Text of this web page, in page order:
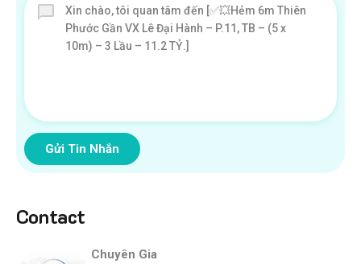
Gửi Tin Nhắn
Contact
Chuyên Gia